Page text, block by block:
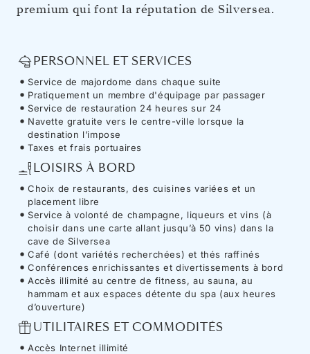
premium qui font la réputation de Silversea.
PERSONNEL ET SERVICES
Service de majordome dans chaque suite
Pratiquement un membre d'équipage par passager
Service de restauration 24 heures sur 24
Navette gratuite vers le centre-ville lorsque la
destination l’impose
Taxes et frais portuaires
LOISIRS À BORD
Choix de restaurants, des cuisines variées et un
placement libre
Service à volonté de champagne, liqueurs et vins (à
choisir dans une carte allant jusqu’à 50 vins) dans la
cave de Silversea
Café (dont variétés recherchées) et thés raffinés
Conférences enrichissantes et divertissements à bord
Accès illimité au centre de fitness, au sauna, au
hammam et aux espaces détente du spa (aux heures
d’ouverture)
UTILITAIRES ET COMMODITÉS
Accès Internet illimité